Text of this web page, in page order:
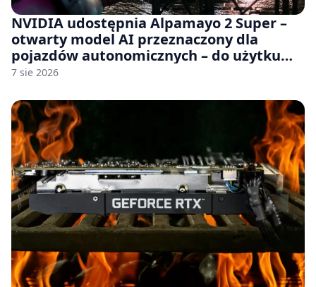
NVIDIA udostępnia Alpamayo 2 Super –
otwarty model AI przeznaczony dla
pojazdów autonomicznych – do użytku
komercyjnego
7 sie 2026